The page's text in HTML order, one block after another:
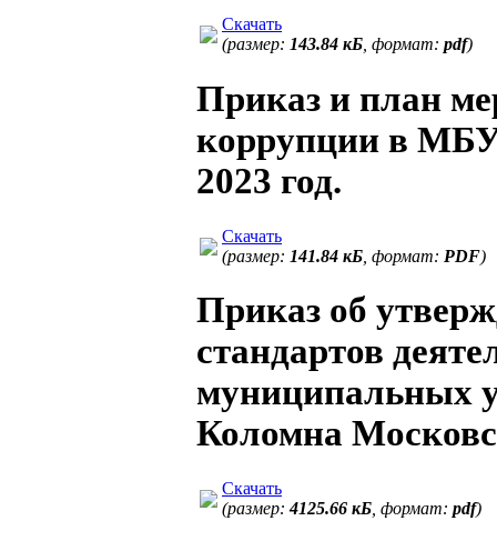
Скачать
(размер: 143.84 кБ , формат: pdf)
Приказ и план
коррупции в
2023 год.
Скачать
(размер: 141.84 кБ , формат: PDF)
Приказ об
стандартов
муниципальных
Коломна
Скачать
(размер:4125.66 кБ , формат: pdf)